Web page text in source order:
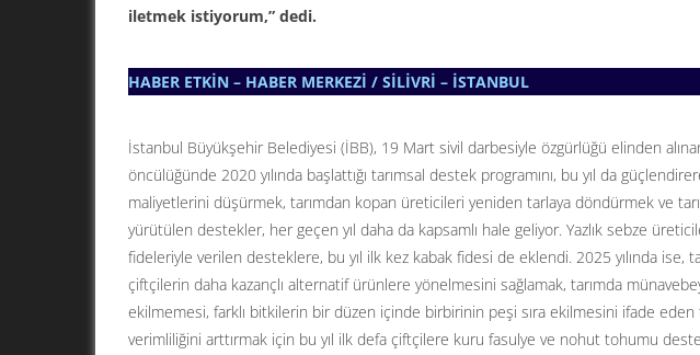
iletmek istiyorum,” dedi.
HABER ETKİN – HABER MERKEZİ / SİLİVRİ – İSTANBUL
İstanbul Büyükşehir Belediyesi (İBB), 19 Mart sivil darbesiyle özgürlüğü elinden
öncülüğünde 2020 yılında başlattığı tarımsal destek programını, bu yıl da
maliyetlerini düşürmek, tarımdan kopan üreticileri yeniden tarlaya döndürmek ve
yürütülen destekler, her geçen yıl daha da kapsamlı hale geliyor. Yazlık sebze
fideleriyle verilen desteklere, bu yıl ilk kez kabak fidesi de eklendi. 2025 yılında ise,
çiftçilerin daha kazançlı alternatif ürünlere yönelmesini sağlamak, tarımda
ekilmemesi, farklı bitkilerin bir düzen içinde birbirinin peşi sıra ekilmesini ifade
verimliliğini arttırmak için bu yıl ilk defa çiftçilere kuru fasulye ve nohut tohumu